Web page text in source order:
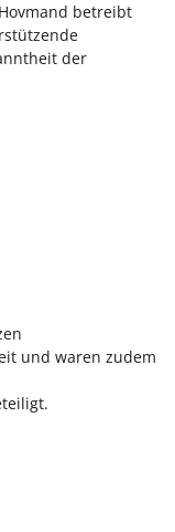
betreibt
der
und waren zudem